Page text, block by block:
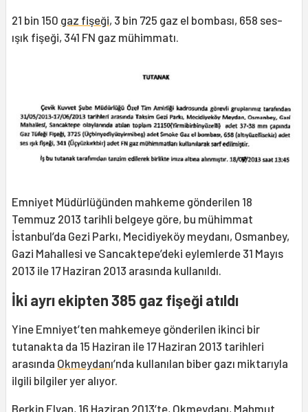
21 bin 150 gaz fişeği, 3 bin 725 gaz el bombası, 658 ses-
ışık fişeği, 341 FN gaz mühimmatı.
Emniyet Müdürlüğünden mahkeme gönderilen 18
Temmuz 2013 tarihli belgeye göre, bu mühimmat
İstanbul’da Gezi Parkı, Mecidiyeköy meydanı, Osmanbey,
Gazi Mahallesi ve Sancaktepe’deki eylemlerde 31 Mayıs
2013 ile 17 Haziran 2013 arasında kullanıldı.
İki ayrı ekipten 385 gaz fişeği atıldı
Yine Emniyet’ten mahkemeye gönderilen ikinci bir
tutanakta da 15 Haziran ile 17 Haziran 2013 tarihleri
arasında Okmeydanı’nda kullanılan biber gazı miktarıyla
ilgili bilgiler yer alıyor.
Berkin Elvan, 16 Haziran 2013’te, Okmeydanı, Mahmut